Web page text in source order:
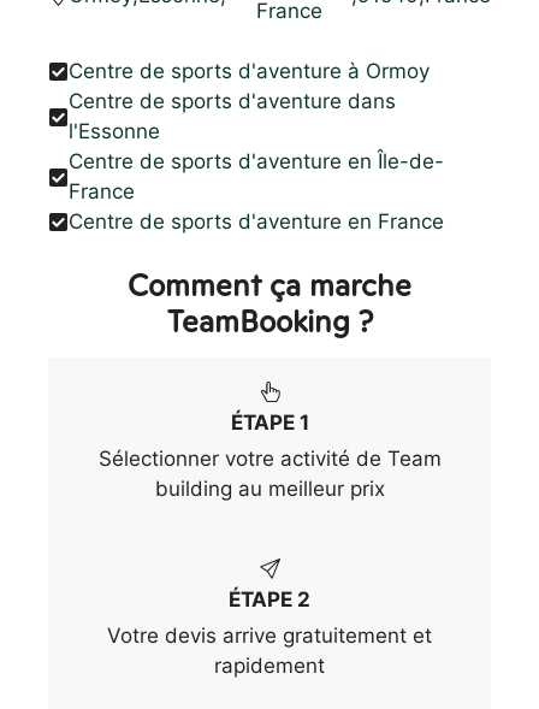
France
Centre de sports d'aventure à Ormoy
Centre de sports d'aventure dans
l'Essonne
Centre de sports d'aventure en Île-de-
France
Centre de sports d'aventure en France
Comment ça marche
TeamBooking ?
ÉTAPE 1
Sélectionner votre activité de Team
building au meilleur prix
ÉTAPE 2
Votre devis arrive gratuitement et
rapidement